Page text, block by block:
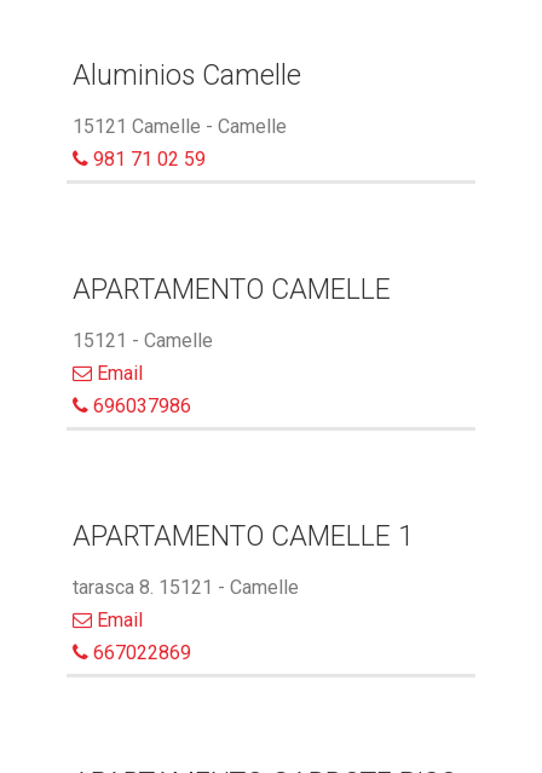
Aluminios Camelle
15121 Camelle - Camelle
981 71 02 59
APARTAMENTO CAMELLE
15121 - Camelle
Email
696037986
APARTAMENTO CAMELLE 1
tarasca 8. 15121 - Camelle
Email
667022869